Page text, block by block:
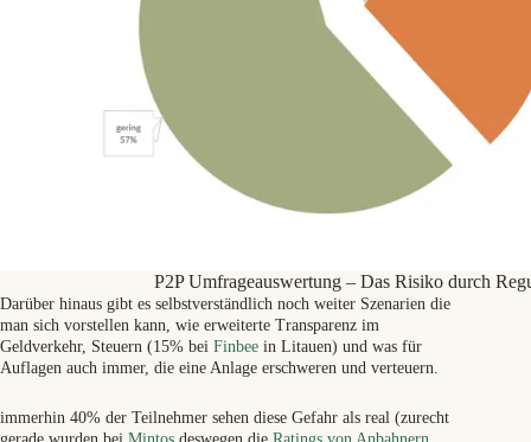
P2P Umfrageauswertung – Das Risiko durch
Darüber hinaus gibt es selbstverständlich noch weiter Szenarien die
man sich vorstellen kann, wie erweiterte Transparenz im
Geldverkehr, Steuern (15% bei Finbee in Litauen) und was für
Auflagen auch immer, die eine Anlage erschweren und verteuern.
immerhin 40% der Teilnehmer sehen diese Gefahr als real (zurecht